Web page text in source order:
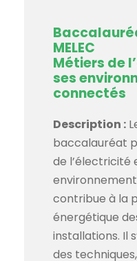
MELEC
Métiers de
ses
connectés
Description :
baccalauréat
de l’électricité
contribue à la
énergétique
installations. Il
des